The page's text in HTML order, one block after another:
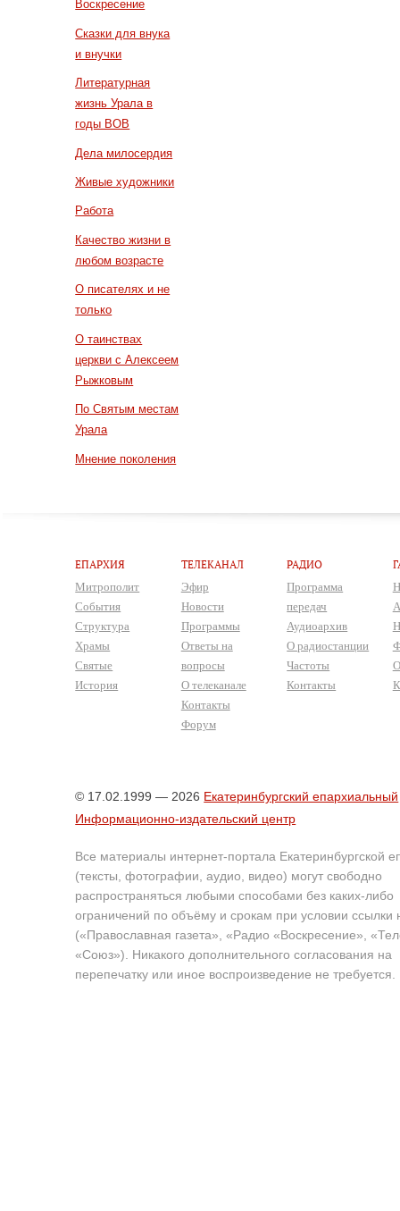
Воскресение
Сказки для внука
и внучки
Литературная
жизнь Урала в
годы ВОВ
Дела милосердия
Живые художники
Работа
Качество жизни в
любом возрасте
О писателях и не
только
О таинствах
церкви с Алексеем
Рыжковым
По Святым местам
Урала
Мнение поколения
ЕПАРХИЯ
Митрополит
События
Структура
Храмы
Святые
История
ТЕЛЕКАНАЛ
Эфир
Новости
Программы
Ответы на
вопросы
О телеканале
Контакты
Форум
РАДИО
Программа
передач
Аудиоархив
О радиостанции
Частоты
Контакты
© 17.02.1999 — 2026 Екатеринбургский епархиальный
Информационно-издательский центр
Все материалы интернет-портала Екатеринбургской
(тексты, фотографии, аудио, видео) могут свободно
распространяться любыми способами без каких-либо
ограничений по объёму и срокам при условии ссылки
(«Православная газета», «Радио «Воскресение»,
«Союз»). Никакого дополнительного согласования на
перепечатку или иное воспроизведение не требуется.